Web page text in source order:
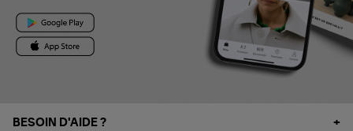
BESOIN D'AIDE ?